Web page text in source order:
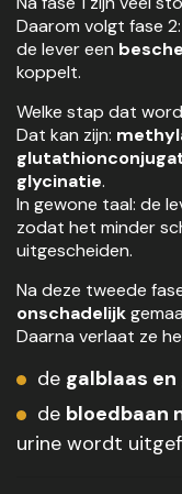
Daarom volgt fase
de lever een
koppelt.
Welke stap dat
Dat kan zijn:
glycinatie.
In gewone taal: de
zodat het minder
uitgescheiden.
Na deze tweede
onschadelijk
Daarna verlaat ze
de galblaas
de bloedbaan
urine wordt